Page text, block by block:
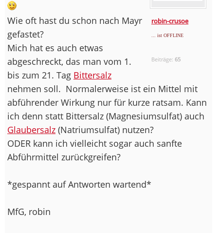
robin-crusoe
... ist OFFLINE
Beiträge:65
Wie oft hast du schon nach Mayr
gefastet?
Mich hat es auch etwas
abgeschreckt, das man vom 1.
bis zum 21. Tag Bittersalz
nehmen soll. Normalerweise ist ein Mittel mit
abführender Wirkung nur für kurze ratsam. Kann
ich denn statt Bittersalz (Magnesiumsulfat) auch
Glaubersalz (Natriumsulfat) nutzen?
ODER kann ich vielleicht sogar auch sanfte
Abführmittel zurückgreifen?
*gespannt auf Antworten wartend*
MfG, robin